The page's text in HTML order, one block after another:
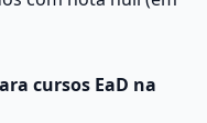
cursos EaD na